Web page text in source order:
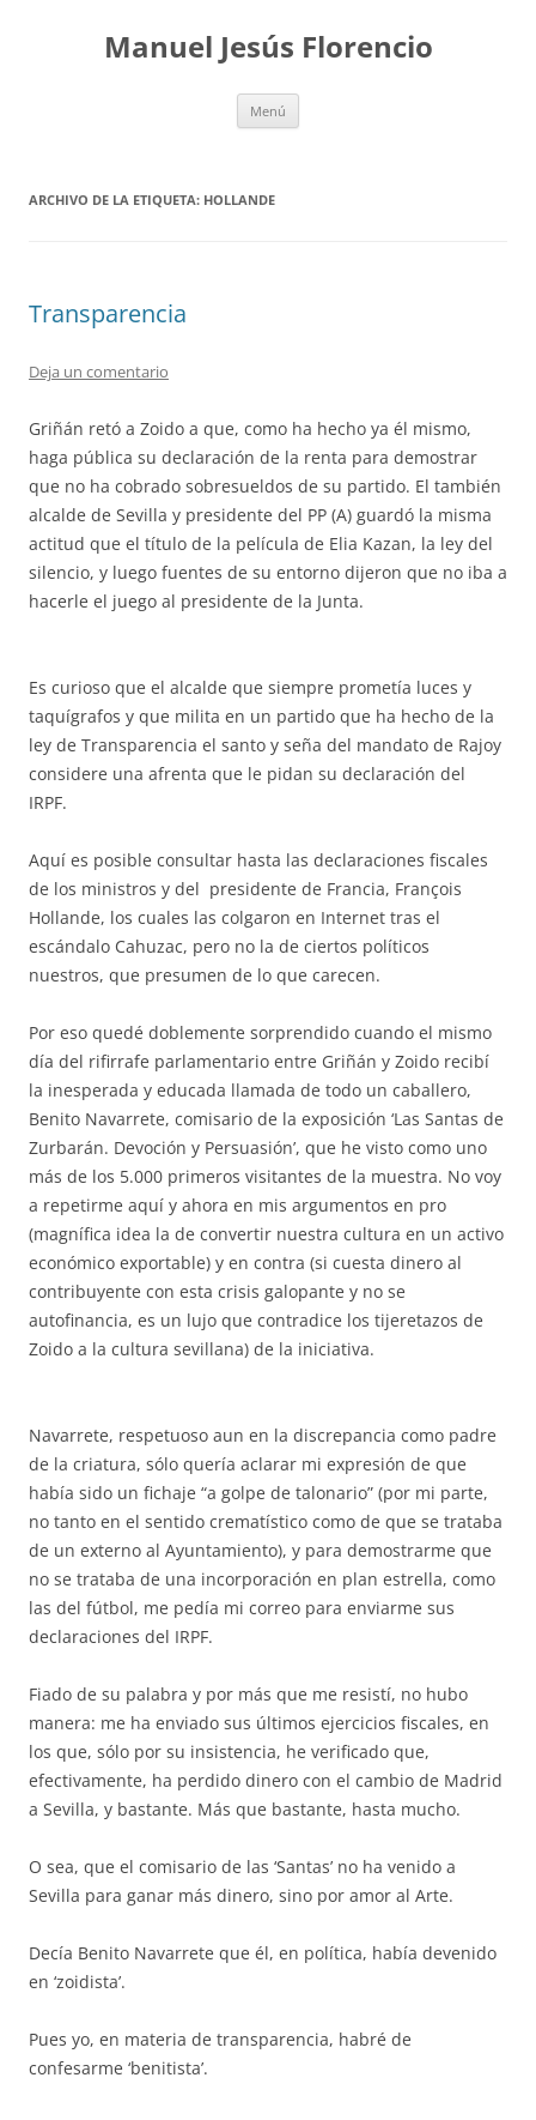
contenidoManuel Jesús Florencio
Menú
ARCHIVO DE LA ETIQUETA: HOLLANDE
Transparencia
Deja un comentario
Griñán retó a Zoido a que, como ha hecho ya él mismo,
haga pública su declaración de la renta para demostrar
que no ha cobrado sobresueldos de su partido. El también
alcalde de Sevilla y presidente del PP (A) guardó la misma
actitud que el título de la película de Elia Kazan, la ley del
silencio, y luego fuentes de su entorno dijeron que no iba a
hacerle el juego al presidente de la Junta.
Es curioso que el alcalde que siempre prometía luces y
taquígrafos y que milita en un partido que ha hecho de la
ley de Transparencia el santo y seña del mandato de Rajoy
considere una afrenta que le pidan su declaración del
IRPF.
Aquí es posible consultar hasta las declaraciones fiscales
de los ministros y del presidente de Francia, François
Hollande, los cuales las colgaron en Internet tras el
escándalo Cahuzac, pero no la de ciertos políticos
nuestros, que presumen de lo que carecen.
Por eso quedé doblemente sorprendido cuando el mismo
día del rifirrafe parlamentario entre Griñán y Zoido recibí
la inesperada y educada llamada de todo un caballero,
Benito Navarrete, comisario de la exposición ‘Las Santas de
Zurbarán. Devoción y Persuasión’, que he visto como uno
más de los 5.000 primeros visitantes de la muestra. No voy
a repetirme aquí y ahora en mis argumentos en pro
(magnífica idea la de convertir nuestra cultura en un activo
económico exportable) y en contra (si cuesta dinero al
contribuyente con esta crisis galopante y no se
autofinancia, es un lujo que contradice los tijeretazos de
Zoido a la cultura sevillana) de la iniciativa.
Navarrete, respetuoso aun en la discrepancia como padre
de la criatura, sólo quería aclarar mi expresión de que
había sido un fichaje “a golpe de talonario” (por mi parte,
no tanto en el sentido crematístico como de que se trataba
de un externo al Ayuntamiento), y para demostrarme que
no se trataba de una incorporación en plan estrella, como
las del fútbol, me pedía mi correo para enviarme sus
declaraciones del IRPF.
Fiado de su palabra y por más que me resistí, no hubo
manera: me ha enviado sus últimos ejercicios fiscales, en
los que, sólo por su insistencia, he verificado que,
efectivamente, ha perdido dinero con el cambio de Madrid
a Sevilla, y bastante. Más que bastante, hasta mucho.
O sea, que el comisario de las ‘Santas’ no ha venido a
Sevilla para ganar más dinero, sino por amor al Arte.
Decía Benito Navarrete que él, en política, había devenido
en ‘zoidista’.
Pues yo, en materia de transparencia, habré de
confesarme ‘benitista’.